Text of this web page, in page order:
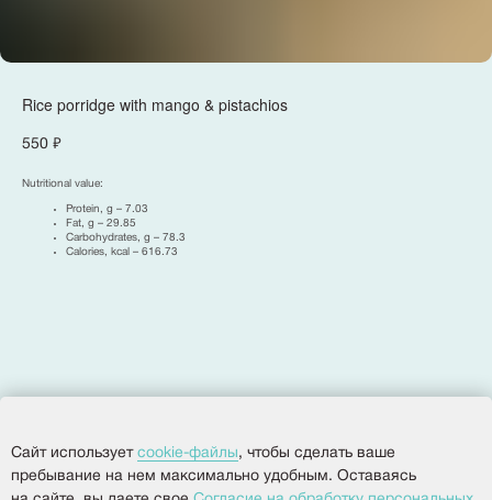
Rice porridge with mango & pistachios
550 ₽
Nutritional value:
Protein, g – 7.03
Fat, g – 29.85
Carbohydrates, g – 78.3
Calories, kcal – 616.73
Политика конфиденциальности
Разработка сайта
Сайт использует cookie-файлы, чтобы сделать ваше
пребывание на нем максимально удобным. Оставаясь